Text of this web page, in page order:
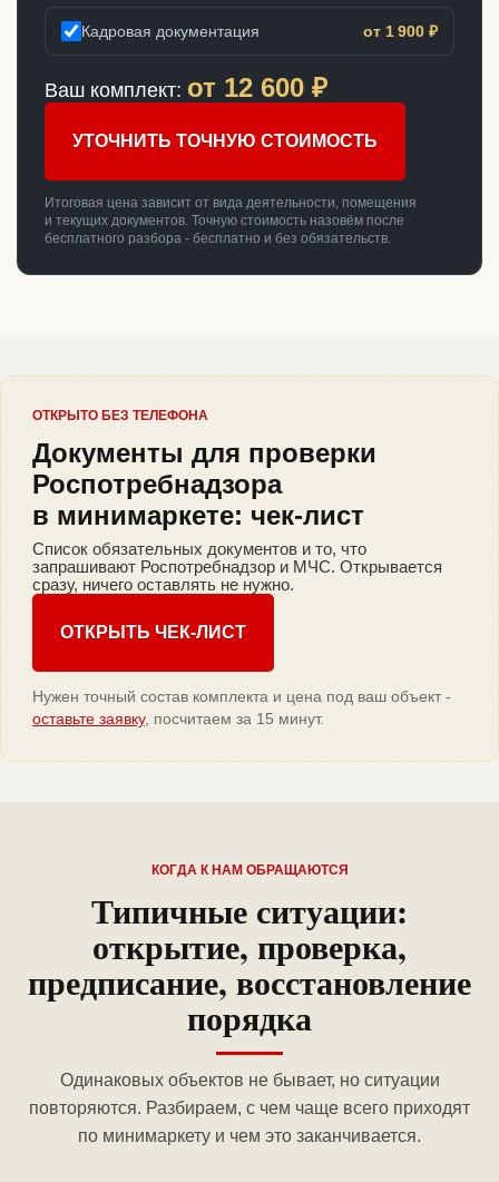
Кадровая документация от 1 900 ₽
Ваш комплект: от 12 600 ₽
УТОЧНИТЬ ТОЧНУЮ СТОИМОСТЬ
Итоговая цена зависит от вида деятельности, помещения
и текущих документов. Точную стоимость назовём после
бесплатного разбора - бесплатно и без обязательств.
ОТКРЫТО БЕЗ ТЕЛЕФОНА
Документы для проверки
Роспотребнадзора
в минимаркете: чек-лист
Список обязательных документов и то, что
запрашивают Роспотребнадзор и МЧС. Открывается
сразу, ничего оставлять не нужно.
ОТКРЫТЬ ЧЕК-ЛИСТ
Нужен точный состав комплекта и цена под ваш объект -
оставьте заявку, посчитаем за 15 минут.
КОГДА К НАМ ОБРАЩАЮТСЯ
Типичные ситуации:
открытие, проверка,
предписание, восстановление
порядка
Одинаковых объектов не бывает, но ситуации
повторяются. Разбираем, с чем чаще всего приходят
по минимаркету и чем это заканчивается.